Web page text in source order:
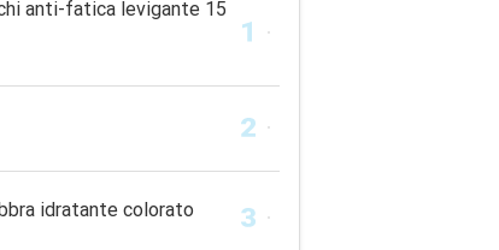
anti-fatica levigante 15
idratante colorato